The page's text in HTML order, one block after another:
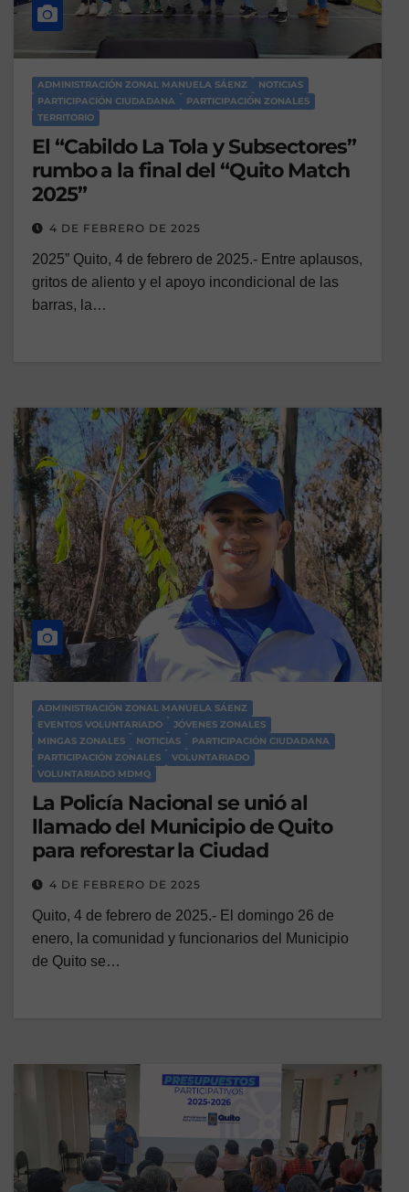
ADMINISTRACIÓN ZONAL MANUELA SÁENZ
NOTICIAS
PARTICIPACIÓN CIUDADANA
PARTICIPACIÓN ZONALES
TERRITORIO
El “Cabildo La Tola y Subsectores”
rumbo a la final del “Quito Match
2025”
4 DE FEBRERO DE 2025
2025” Quito, 4 de febrero de 2025.- Entre aplausos,
gritos de aliento y el apoyo incondicional de las
barras, la…
ADMINISTRACIÓN ZONAL MANUELA SÁENZ
EVENTOS VOLUNTARIADO
JÓVENES ZONALES
MINGAS ZONALES
NOTICIAS
PARTICIPACIÓN CIUDADANA
PARTICIPACIÓN ZONALES
VOLUNTARIADO
VOLUNTARIADO MDMQ
La Policía Nacional se unió al
llamado del Municipio de Quito
para reforestar la Ciudad
4 DE FEBRERO DE 2025
Quito, 4 de febrero de 2025.- El domingo 26 de
enero, la comunidad y funcionarios del Municipio
de Quito se…